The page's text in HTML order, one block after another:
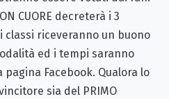
CUORE decreterà i 3
classi riceveranno un buono
ed i tempi saranno
Facebook. Qualora lo
sia del PRIMO